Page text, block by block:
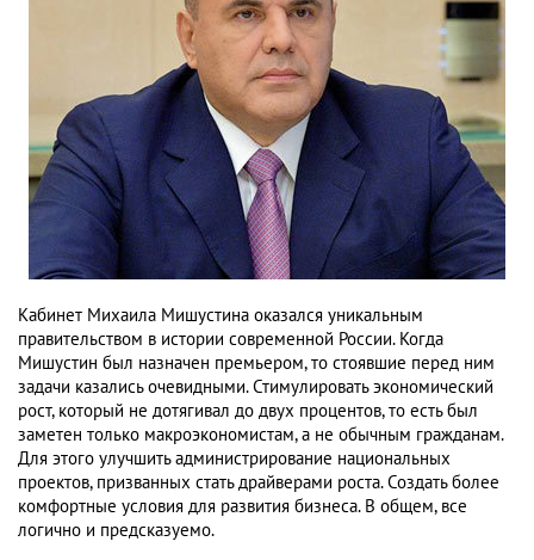
Кабинет Михаила Мишустина оказался уникальным
правительством в истории современной России. Когда
Мишустин был назначен премьером, то стоявшие перед ним
задачи казались очевидными. Стимулировать экономический
рост, который не дотягивал до двух процентов, то есть был
заметен только макроэкономистам, а не обычным гражданам.
Для этого улучшить администрирование национальных
проектов, призванных стать драйверами роста. Создать более
комфортные условия для развития бизнеса. В общем, все
логично и предсказуемо.